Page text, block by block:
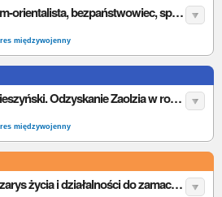
Lew Nussimbaum-orientalista, bezpaństwowiec, spryciarz
międzywojenny
O polski Śląsk Cieszyński. Odzyskanie Zaolzia w roku 1938
międzywojenny
Stanisław Car – zarys życia i działalności do zamachu majowego